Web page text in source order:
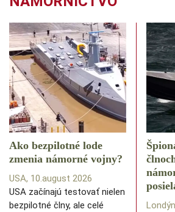
Ako bezpilotné lode
zmenia námorné vojny?
USA, 10.august 2026
USA začínajú testovať nielen
bezpilotné člny, ale celé